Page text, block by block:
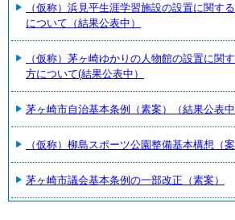
（仮称）浜見平生涯学習施設の設置に関す
について（結果公表中）
（仮称）茅ヶ崎ゆかりの人物館の設置に関
方について(結果公表中）
茅ヶ崎市自治基本条例（素案）（結果公表中
（仮称）柳島スポーツ公園整備基本構想（
茅ヶ崎市議会基本条例の一部改正（素案）